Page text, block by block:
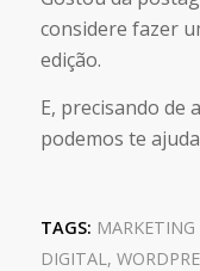
considere fazer
edição.
E, precisando de
podemos te
TAGS:
DIGITAL ,